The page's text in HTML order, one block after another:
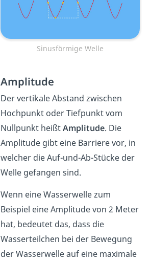
Sinusförmige Welle
Amplitude
Der vertikale Abstand zwischen
Hochpunkt oder Tiefpunkt vom
Nullpunkt heißtAmplitude. Die
Amplitude gibt eine Barriere vor, in
welcher die Auf-und-Ab-Stücke der
Welle gefangen sind.
Wenn eine Wasserwelle zum
Beispiel eine Amplitude von 2 Meter
hat, bedeutet das, dass die
Wasserteilchen bei der Bewegung
der Wasserwelle auf eine maximale